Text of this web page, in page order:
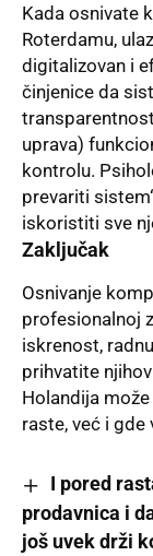
Kada osnivate
Roterdamu,
digitalizovan i
činjenice da
uprava)
kontrolu.
prevariti
iskoristiti sve
Zaključak
Osnivanje
profesionalnoj
iskrenost,
prihvatite
Holandija
raste, već i
I pored
prodavnica i
još uvek drži